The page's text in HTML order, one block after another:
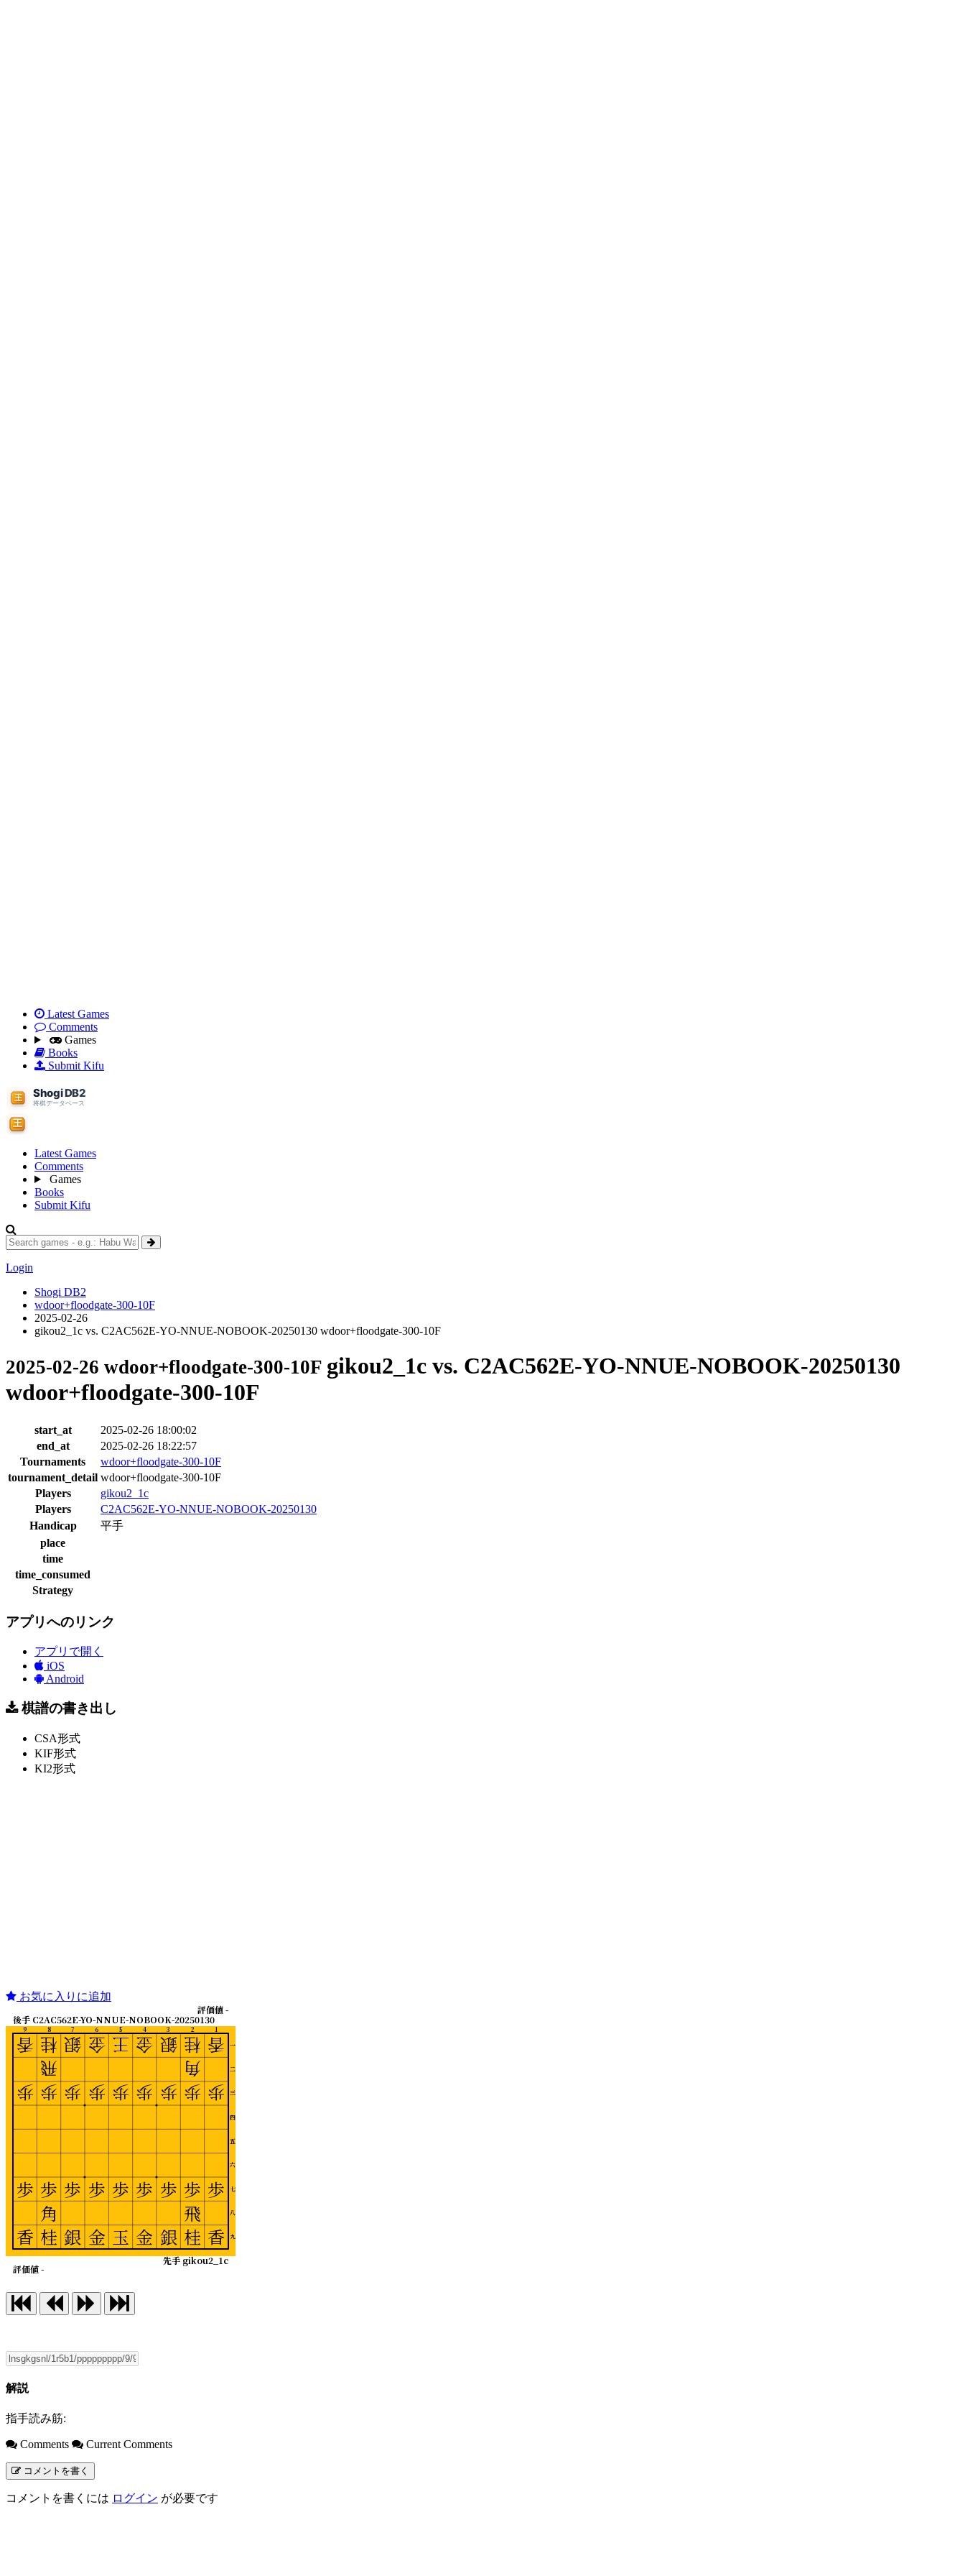
Latest Games
Comments
Games
Books
Submit Kifu
Latest Games
Comments
Games
Books
Submit Kifu
Login
Shogi DB2
wdoor+floodgate-300-10F
2025-02-26
gikou2_1c vs. C2AC562E-YO-NNUE-NOBOOK-20250130 wdoor+floodgate-300-10F
2025-02-26 wdoor+floodgate-300-10F gikou2_1c vs. C2AC562E-YO-NNUE-NOBOOK-20250130
wdoor+floodgate-300-10F
start_at
2025-02-26 18:00:02
end_at
2025-02-26 18:22:57
Tournaments
wdoor+floodgate-300-10F
tournament_detail wdoor+floodgate-300-10F
Players
gikou2_1c
Players
C2AC562E-YO-NNUE-NOBOOK-20250130
Handicap
平手
place
time
time_consumed
Strategy
アプリへのリンク
アプリで開く
iOS
Android
棋譜の書き出し
CSA形式
KIF形式
KI2形式
お気に入りに追加
1
2
3
4
5
6
7
8
9
一
二
三
四
五
六
七
八
九
先手 gikou2_1c
後手 C2AC562E-YO-NNUE-NOBOOK-20250130
評価値 -
評価値 -
香
歩
歩
香
桂
角
歩
歩
飛
桂
銀
歩
歩
銀
金
歩
歩
金
王
歩
歩
玉
金
歩
歩
金
銀
歩
歩
銀
桂
飛
歩
歩
角
桂
香
歩
歩
香
解説
指手読み筋:
Comments Current Comments
コメントを書く
コメントを書くには ログイン が必要です